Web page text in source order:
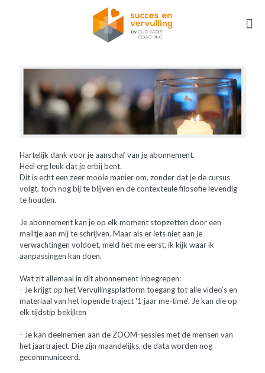
Hartelijk dank voor je aanschaf van je abonnement.
Heel erg leuk dat je erbij bent.
Dit is echt een zeer mooie manier om, zonder dat je de cursus
volgt, toch nog bij te blijven en de contexteule filosofie levendig
te houden.
Je abonnement kan je op elk moment stopzetten door een
mailtje aan mij te schrijven. Maar als er iets niet aan je
verwachtingen voldoet, meld het me eerst, ik kijk waar ik
aanpassingen kan doen.
Wat zit allemaal in dit abonnement inbegrepen:
- Je krijgt op het Vervullingsplatform toegang tot alle video's en
materiaal van het lopende traject '1 jaar me-time'. Je kan die op
elk tijdstip bekijken
- Je kan deelnemen aan de ZOOM-sessies met de mensen van
het jaartraject. Die zijn maandelijks, de data worden nog
gecommuniceerd.